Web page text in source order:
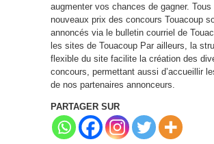
augmenter vos chances de gagner. Tous
nouveaux prix des concours Touacoup
annoncés via le bulletin courriel de
les sites de Touacoup Par ailleurs, la
flexible du site facilite la création des
concours, permettant aussi d’accueillir
de nos partenaires annonceurs.
PARTAGER SUR